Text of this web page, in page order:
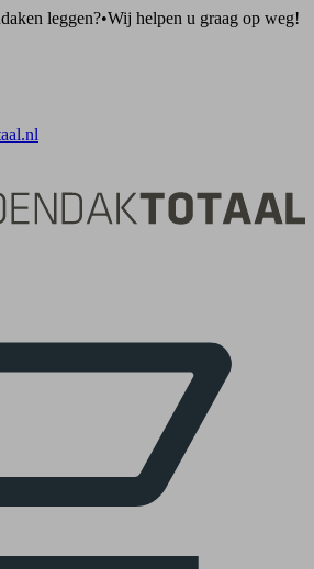
leggen?•Wij helpen u graag op weg!